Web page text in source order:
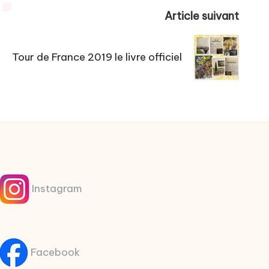
Article suivant
Tour de France 2019 le livre officiel
Instagram
Facebook